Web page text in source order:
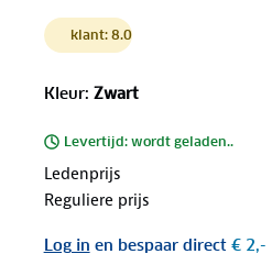
klant: 8.0
Kleur: Zwart
Levertijd: wordt geladen..
Ledenprijs
Reguliere prijs
Log in en bespaar direct€ 2,-